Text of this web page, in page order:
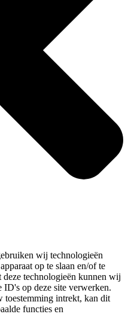
wij technologieën
op te slaan en/of te
deze technologieën kunnen wij
ID's op deze site verwerken.
toestemming intrekt, kan dit
functies en